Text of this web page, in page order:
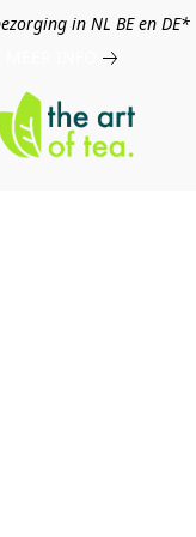
in NL BE en DE*